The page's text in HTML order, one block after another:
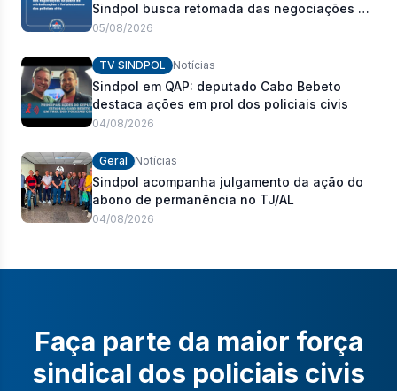
Sindpol busca retomada das negociações da
pauta de reivindicações e fortalecimento dos
05/08/2026
TV SINDPOL Notícias
Sindpol em QAP: deputado Cabo Bebeto
destaca ações em prol dos policiais civis
04/08/2026
Geral Notícias
Sindpol acompanha julgamento da ação do
abono de permanência no TJ/AL
04/08/2026
Faça parte da maior força
sindical dos policiais civis